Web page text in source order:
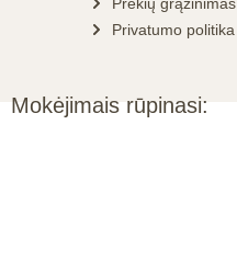
Privatumo politika
Mokėjimais rūpinasi: